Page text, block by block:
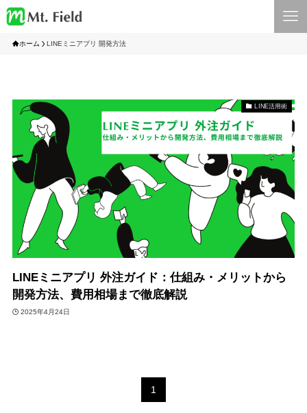
ホーム LINEミニアプリ 開発方法
LINE活用術
LINEミニアプリ 外注ガイド：仕組み・メリットから
開発方法、費用相場まで徹底解説
2025年4月24日
1